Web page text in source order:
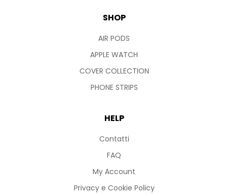
SHOP
AIR PODS
APPLE WATCH
COVER COLLECTION
PHONE STRIPS
HELP
Contatti
FAQ
My Account
Privacy e Cookie Policy